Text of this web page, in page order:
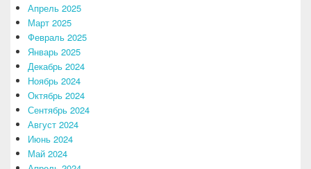
Апрель 2025
Март 2025
Февраль 2025
Январь 2025
Декабрь 2024
Ноябрь 2024
Октябрь 2024
Сентябрь 2024
Август 2024
Июнь 2024
Май 2024